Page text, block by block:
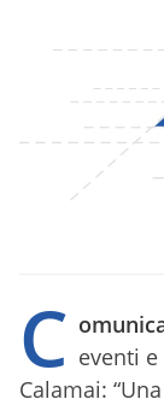
C eventi
Calamai: